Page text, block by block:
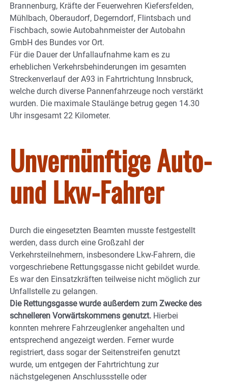
Brannenburg, Kräfte der Feuerwehren Kiefersfelden,
Mühlbach, Oberaudorf, Degerndorf, Flintsbach und
Fischbach, sowie Autobahnmeister der Autobahn
GmbH des Bundes vor Ort.
Für die Dauer der Unfallaufnahme kam es zu
erheblichen Verkehrsbehinderungen im gesamten
Streckenverlauf der A93 in Fahrtrichtung Innsbruck,
welche durch diverse Pannenfahrzeuge noch verstärkt
wurden. Die maximale Staulänge betrug gegen 14.30
Uhr insgesamt 22 Kilometer.
Unvernünftige Auto-
und Lkw-Fahrer
Durch die eingesetzten Beamten musste festgestellt
werden, dass durch eine Großzahl der
Verkehrsteilnehmern, insbesondere Lkw-Fahrern, die
vorgeschriebene Rettungsgasse nicht gebildet wurde.
Es war den Einsatzkräften teilweise nicht möglich zur
Unfallstelle zu gelangen.
Die Rettungsgasse wurde außerdem zum Zwecke des
schnelleren Vorwärtskommens genutzt. Hierbei
konnten mehrere Fahrzeuglenker angehalten und
entsprechend angezeigt werden. Ferner wurde
registriert, dass sogar der Seitenstreifen genutzt
wurde, um entgegen der Fahrtrichtung zur
nächstgelegenen Anschlussstelle oder